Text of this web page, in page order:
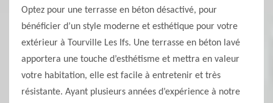
Optez pour une terrasse en béton désactivé, pour
bénéficier d’un style moderne et esthétique pour votre
extérieur à Tourville Les Ifs. Une terrasse en béton lavé
apportera une touche d’esthétisme et mettra en valeur
votre habitation, elle est facile à entretenir et très
résistante. Ayant plusieurs années d’expérience à notre